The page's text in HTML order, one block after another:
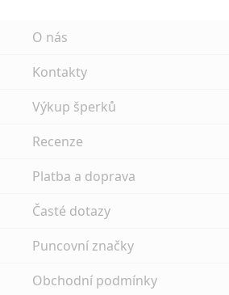
O nás
Kontakty
Výkup šperků
Recenze
Platba a doprava
Časté dotazy
Puncovní značky
Obchodní podmínky